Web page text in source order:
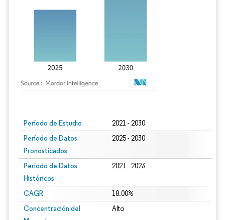
Período de Estudio 2021 - 2030
Período de Datos
Pronosticados
2025 - 2030
Período de Datos
Históricos
2021 - 2023
CAGR 18.00%
Concentración del
Alto